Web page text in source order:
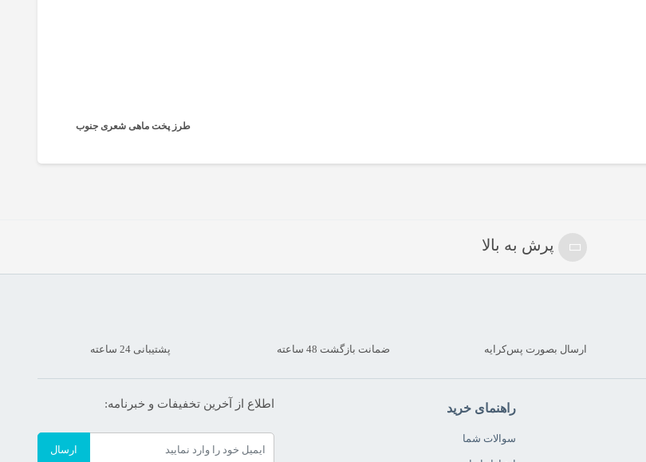
طرز پخت ماهی شعری جنوب
پرش به بالا
ارسال بصورت پس‌کرایه ضمانت بازگشت 48 ساعته پشتیبانی 24 ساعته
راهنمای خرید
سوالات شما
اطلاع از آخرین تخفیفات و خبرنامه:
ارسال